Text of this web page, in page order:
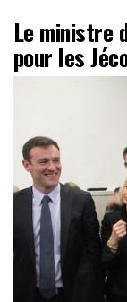
Le ministre
pour les